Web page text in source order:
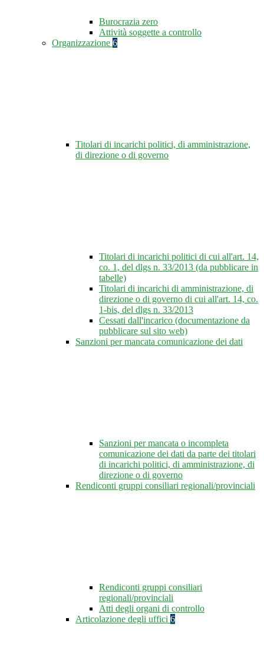
Burocrazia zero
Attività soggette a controllo
Organizzazione 6
Titolari di incarichi politici, di amministrazione,
di direzione o di governo
Titolari di incarichi politici di cui all'art. 14,
co. 1, del dlgs n. 33/2013 (da pubblicare in
tabelle)
Titolari di incarichi di amministrazione, di
direzione o di governo di cui all'art. 14, co.
1-bis, del dlgs n. 33/2013
Cessati dall'incarico (documentazione da
pubblicare sul sito web)
Sanzioni per mancata comunicazione dei dati
Sanzioni per mancata o incompleta
comunicazione dei dati da parte dei titolari
di incarichi politici, di amministrazione, di
direzione o di governo
Rendiconti gruppi consiliari regionali/provinciali
Rendiconti gruppi consiliari
regionali/provinciali
Atti degli organi di controllo
Articolazione degli uffici 6